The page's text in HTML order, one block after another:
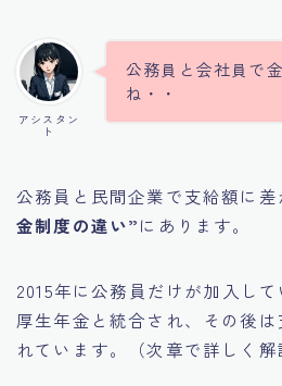
アシスタン
ト
公務員と会社員で
ね・・
公務員と民間企業で支給額に差
金制度の違い”にあります。
2015年に公務員だけが加入し
厚生年金と統合され、その後
れています。（次章で詳しく解